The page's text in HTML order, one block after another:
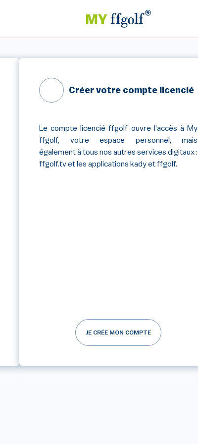
Créer votre compte licencié
Le compte licencié ffgolf ouvre l'accès à My
ffgolf, votre espace personnel, mais
également à tous nos autres services digitaux :
ffgolf.tv et les applications kady et ffgolf.
JE CRÉE MON COMPTE